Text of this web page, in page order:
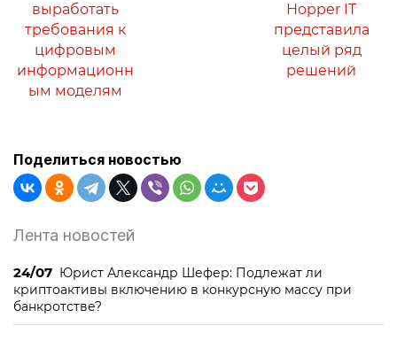
выработать
требования к
цифровым
информационн
ым моделям
Hopper IT
представила
целый ряд
решений
Поделиться новостью
Лента новостей
24/07 Юрист Александр Шефер: Подлежат ли
криптоактивы включению в конкурсную массу при
банкротстве?